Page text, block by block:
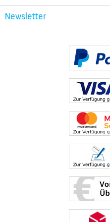
Newsletter